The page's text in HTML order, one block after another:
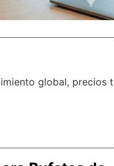
global, precios t